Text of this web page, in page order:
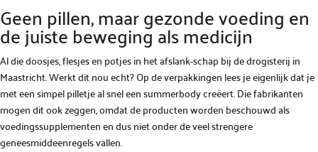
Geen pillen, maar gezonde voeding en
de juiste beweging als medicijn
Al die doosjes, flesjes en potjes in het afslank-schap bij de drogisterij in
Maastricht. Werkt dit nou echt? Op de verpakkingen lees je eigenlijk dat je
met een simpel pilletje al snel een summerbody creëert. Die fabrikanten
mogen dit ook zeggen, omdat de producten worden beschouwd als
voedingssupplementen en dus niet onder de veel strengere
geneesmiddeenregels vallen.